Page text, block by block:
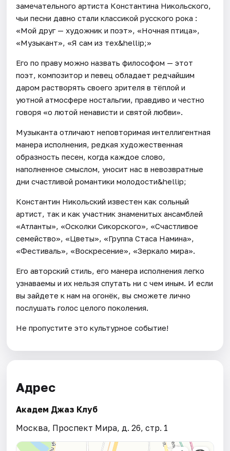
замечательного артиста Константина Никольского,
чьи песни давно стали классикой русского рока :
«Мой друг — художник и поэт», «Ночная птица»,
«Музыкант», «Я сам из тех&hellip;»
Его по праву можно назвать философом — этот
поэт, композитор и певец обладает редчайшим
даром растворять своего зрителя в тёплой и
уютной атмосфере ностальгии, правдиво и честно
говоря «о лютой ненависти и святой любви».
Музыканта отличают неповторимая интеллигентная
манера исполнения, редкая художественная
образность песен, когда каждое слово,
наполненное смыслом, уносит нас в невозвратные
дни счастливой романтики молодости&hellip;
Константин Никольский известен как сольный
артист, так и как участник знаменитых ансамблей
«Атланты», «Осколки Сикорского», «Счастливое
семейство», «Цветы», «Группа Стаса Намина»,
«Фестиваль», «Воскресение», «Зеркало мира».
Его авторский стиль, его манера исполнения легко
узнаваемы и их нельзя спутать ни с чем иным. И если
вы зайдете к нам на огонёк, вы сможете лично
послушать голос целого поколения.
Не пропустите это культурное событие!
Адрес
Академ Джаз Клуб
Москва, Проспект Мира, д. 26, стр. 1